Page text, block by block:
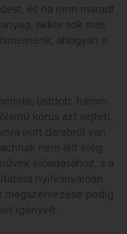
és ha nem maradt
akkor sok más
ahogyan a
üstdob, három
kórus azt sejteti,
írott darabról van
nem állt elég
előadásához, s a
nyilvánvalóan
megszervezése pedig
igényelt.